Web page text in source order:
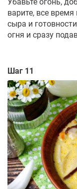
Убавьте огонь,
варите, все
сыра и
огня и сразу
Шаг 11